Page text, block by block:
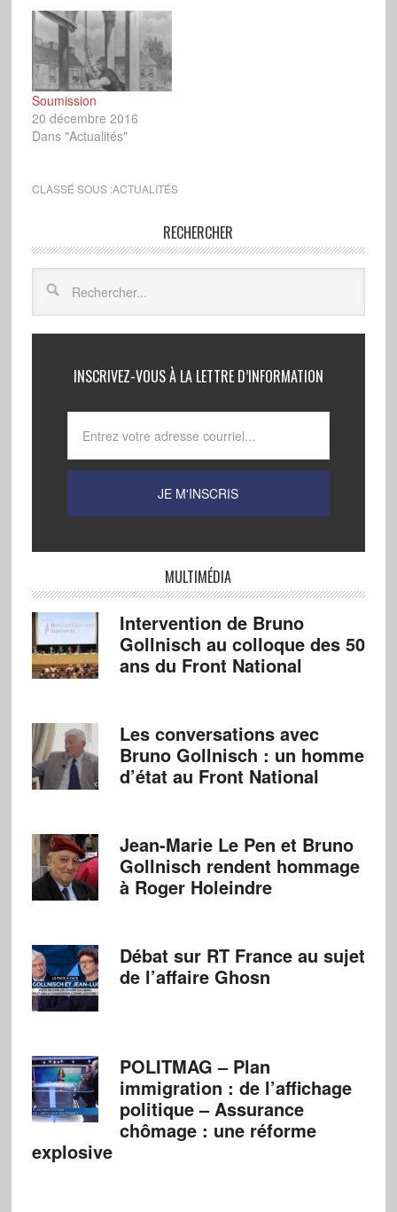
Soumission
20 décembre 2016
Dans "Actualités"
CLASSÉ SOUS :ACTUALITÉS
RECHERCHER
INSCRIVEZ-VOUS À LA LETTRE D’INFORMATION
MULTIMÉDIA
Intervention de Bruno
Gollnisch au colloque des 50
ans du Front National
Les conversations avec
Bruno Gollnisch : un homme
d’état au Front National
Jean-Marie Le Pen et Bruno
Gollnisch rendent hommage
à Roger Holeindre
Débat sur RT France au sujet
de l’affaire Ghosn
POLITMAG – Plan
immigration : de l’affichage
politique – Assurance
chômage : une réforme
explosive